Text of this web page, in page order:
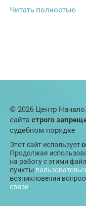
Читать полностью
© 2026 Центр
сайта строго
судебном порядке
Этот сайт использует
Продолжая
на работу с этими
пункты
возникновении
связи.